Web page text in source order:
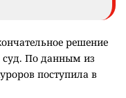
решение
суд. По данным из
поступила в